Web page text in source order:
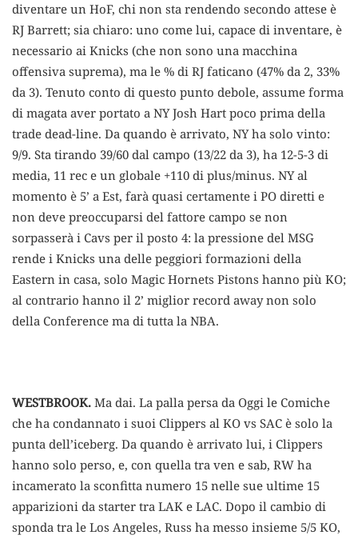
diventare un HoF, chi non sta rendendo secondo attese è
RJ Barrett; sia chiaro: uno come lui, capace di inventare, è
necessario ai Knicks (che non sono una macchina
offensiva suprema), ma le % di RJ faticano (47% da 2, 33%
da 3). Tenuto conto di questo punto debole, assume forma
di magata aver portato a NY Josh Hart poco prima della
trade dead-line. Da quando è arrivato, NY ha solo vinto:
9/9. Sta tirando 39/60 dal campo (13/22 da 3), ha 12-5-3 di
media, 11 rec e un globale +110 di plus/minus. NY al
momento è 5’ a Est, farà quasi certamente i PO diretti e
non deve preoccuparsi del fattore campo se non
sorpasserà i Cavs per il posto 4: la pressione del MSG
rende i Knicks una delle peggiori formazioni della
Eastern in casa, solo Magic Hornets Pistons hanno più KO;
al contrario hanno il 2’ miglior record away non solo
della Conference ma di tutta la NBA.
WESTBROOK. Ma dai. La palla persa da Oggi le Comiche
che ha condannato i suoi Clippers al KO vs SAC è solo la
punta dell’iceberg. Da quando è arrivato lui, i Clippers
hanno solo perso, e, con quella tra ven e sab, RW ha
incamerato la sconfitta numero 15 nelle sue ultime 15
apparizioni da starter tra LAK e LAC. Dopo il cambio di
sponda tra le Los Angeles, Russ ha messo insieme 5/5 KO,